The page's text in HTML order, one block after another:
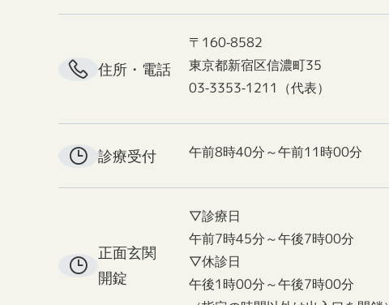
住所・電話
〒160-8582
東京都新宿区信濃町35
03-3353-1211（代表）
診療受付 午前8時40分～午前11時00分
正面玄関
開錠
▽診療日
午前7時45分～午後7時00分
▽休診日
午後1時00分～午後7時00分